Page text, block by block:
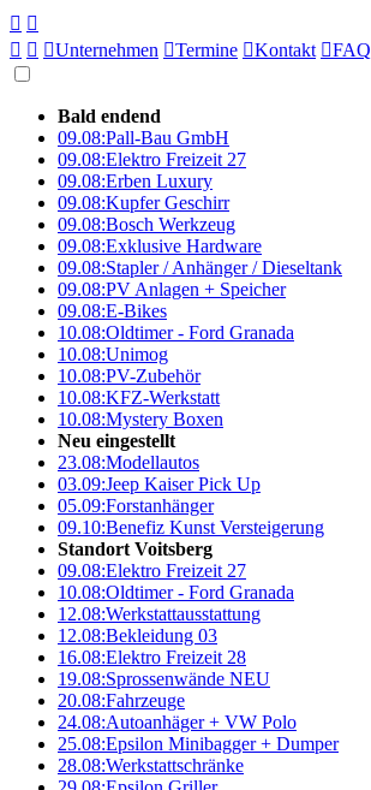
 
  Unternehmen Termine Kontakt FAQ
Bald endend
09.08:Pall-Bau GmbH
09.08:Elektro Freizeit 27
09.08:Erben Luxury
09.08:Kupfer Geschirr
09.08:Bosch Werkzeug
09.08:Exklusive Hardware
09.08:Stapler / Anhänger / Dieseltank
09.08:PV Anlagen + Speicher
09.08:E-Bikes
10.08:Oldtimer - Ford Granada
10.08:Unimog
10.08:PV-Zubehör
10.08:KFZ-Werkstatt
10.08:Mystery Boxen
Neu eingestellt
23.08:Modellautos
03.09:Jeep Kaiser Pick Up
05.09:Forstanhänger
09.10:Benefiz Kunst Versteigerung
Standort Voitsberg
09.08:Elektro Freizeit 27
10.08:Oldtimer - Ford Granada
12.08:Werkstattausstattung
12.08:Bekleidung 03
16.08:Elektro Freizeit 28
19.08:Sprossenwände NEU
20.08:Fahrzeuge
24.08:Autoanhäger + VW Polo
25.08:Epsilon Minibagger + Dumper
28.08:Werkstattschränke